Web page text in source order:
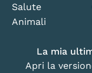
Salute
Animali
La mia
Apri la